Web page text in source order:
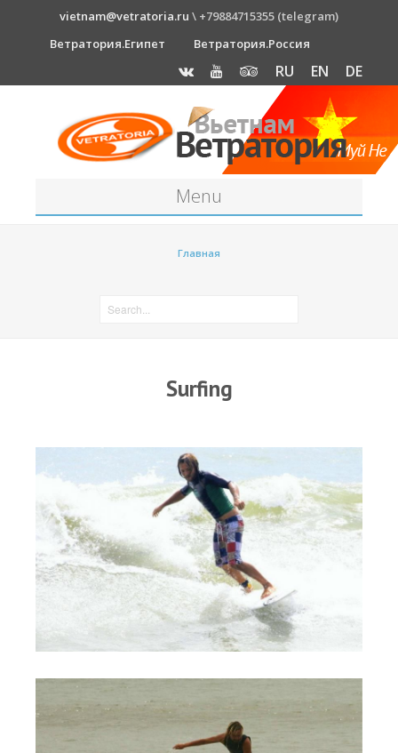
vietnam@vetratoria.ru \ +79884715355 (telegram)
Ветратория.Египет
Ветратория.Россия
RU EN DE
Menu
RRD Russian Cup
Новости
Медиа
Фото
Видео
Места катания
Наши станции
Ветратория.Дахаб
Ветратория Россия
Ветратория.Вьетнам
Главная
Surfing